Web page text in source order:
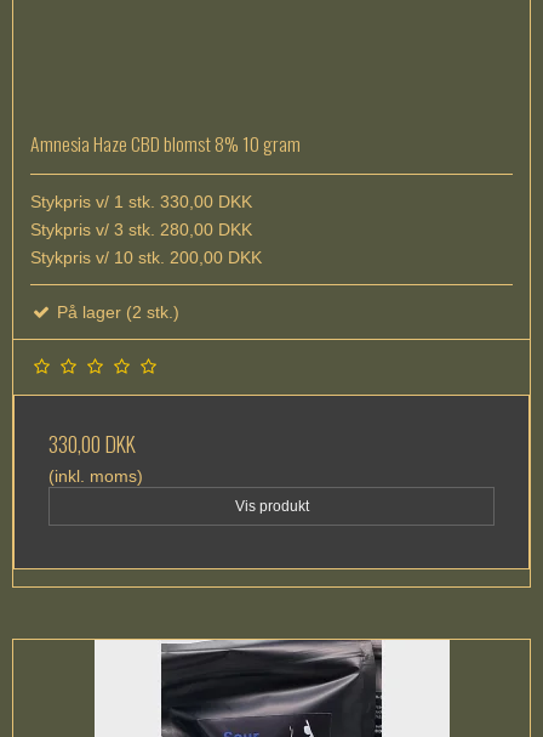
Amnesia Haze CBD blomst 8% 10 gram
Stykpris v/ 1 stk. 330,00 DKK
Stykpris v/ 3 stk. 280,00 DKK
Stykpris v/ 10 stk. 200,00 DKK
På lager (2 stk.)
330,00 DKK
(inkl. moms)
Vis produkt